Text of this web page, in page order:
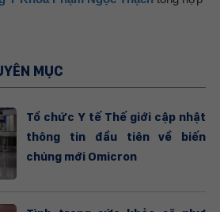
MỤC
Tổ chức Y tế Thế giới cập nhật
thông tin đầu tiên về biến
chủng mới Omicron